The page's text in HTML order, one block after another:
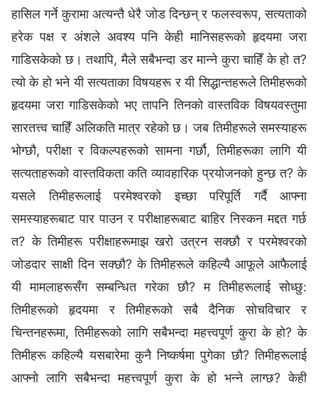
हासिल गर्ने कुरामा अत्यन्तै धेरै जोड दिन्छन् र फलस्वरूप, सत्यताको
हरेक पक्ष र अंशले अवश्य पनि केही मानिसहरूको हृदयमा जरा
गाडिसकेको छ। तथापि, मैले सबैभन्दा डर मान्ने कुरा चाहिँ के हो त?
त्यो के हो भने यी सत्यताका विषयहरू र यी सिद्धान्तहरूले तिमीहरूको
हृदयमा जरा गाडिसकेको भए तापनि तिनको वास्तविक विषयवस्तुमा
सारतत्त्व चाहिँ अलिकति मात्र रहेको छ। जब तिमीहरूले समस्याहरू
भोग्छौ, परीक्षा र विकल्पहरूको सामना गर्छौ, तिमीहरूका लागि यी
सत्यताहरूको वास्तविकता कति व्यावहारिक प्रयोजनको हुन्छ त? के
यसले तिमीहरूलाई परमेश्‍वरको इच्छा परिपूर्ति गर्दै आफ्ना
समस्याहरूबाट पार पाउन र परीक्षाहरूबाट बाहिर निस्कन मद्दत गर्छ
त? के तिमीहरू परीक्षाहरूमाझ खरो उत्रन सक्छौ र परमेश्‍वरको
जोडदार साक्षी दिन सक्छौ? के तिमीहरूले कहिल्यै आफूले आफैलाई
यी मामलाहरूसँग सम्बन्धित गरेका छौ? म तिमीहरूलाई सोध्छु:
तिमीहरूको हृदयमा र तिमीहरूको सबै दैनिक सोचविचार र
चिन्तनहरूमा, तिमीहरूको लागि सबैभन्दा महत्त्वपूर्ण कुरा के हो? के
तिमीहरू कहिल्यै यसबारेमा कुनै निष्कर्षमा पुगेका छौ? तिमीहरूलाई
आफ्नो लागि सबैभन्दा महत्त्वपूर्ण कुरा के हो भन्‍ने लाग्छ? केही